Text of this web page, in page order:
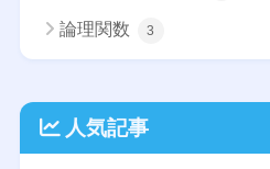
論理関数 3
人気記事